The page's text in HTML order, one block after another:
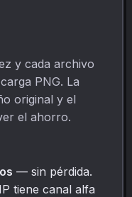
y cada archivo
PNG. La
original y el
el ahorro.
— sin pérdida.
tiene canal alfa